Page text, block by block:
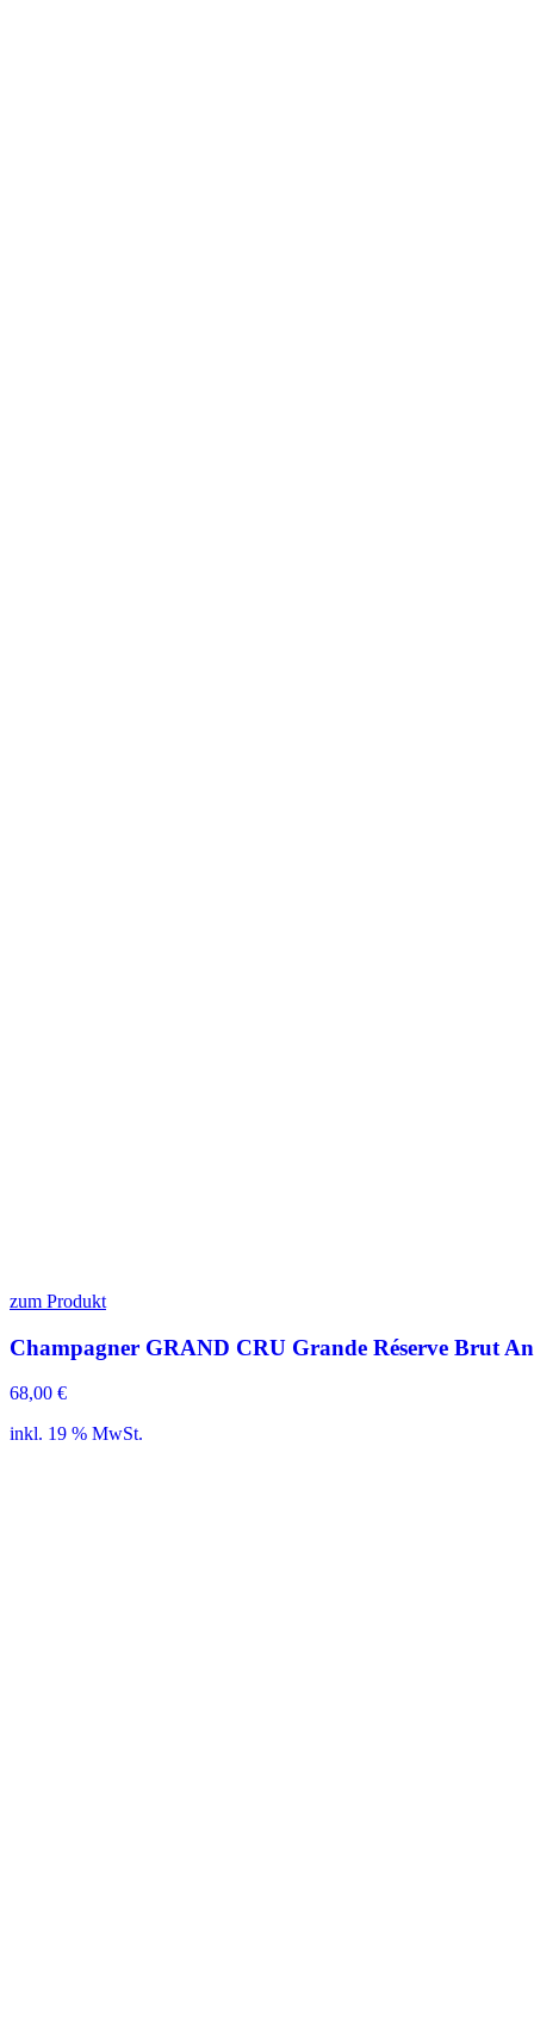
zum Produkt
Champagner GRAND CRU Grande Réserve Brut
68,00 €
inkl. 19 % MwSt.